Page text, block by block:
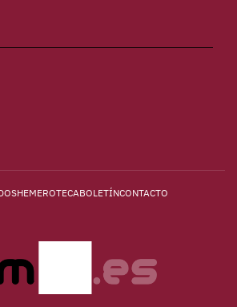
HEMEROTECABOLETÍNCONTACTO